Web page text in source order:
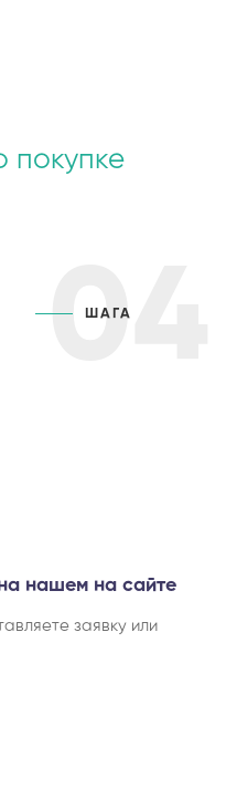
покупке
04
ШАГА
нашем на сайте
заявку или